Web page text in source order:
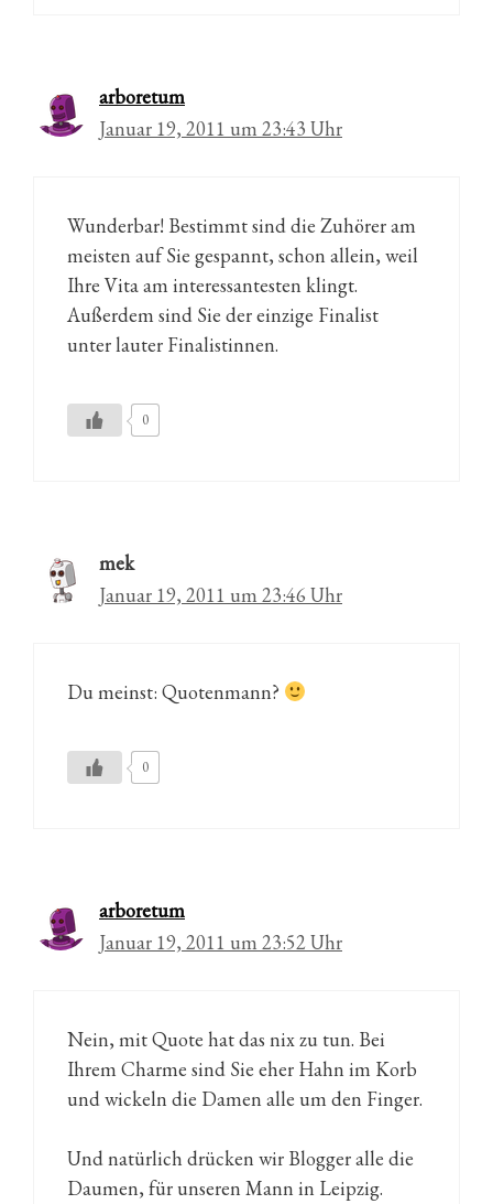
arboretum
Januar 19, 2011 um 23:43 Uhr
Wunderbar! Bestimmt sind die Zuhörer am
meisten auf Sie gespannt, schon allein, weil
Ihre Vita am interessantesten klingt.
Außerdem sind Sie der einzige Finalist
unter lauter Finalistinnen.
0
mek
Januar 19, 2011 um 23:46 Uhr
Du meinst: Quotenmann?
0
arboretum
Januar 19, 2011 um 23:52 Uhr
Nein, mit Quote hat das nix zu tun. Bei
Ihrem Charme sind Sie eher Hahn im Korb
und wickeln die Damen alle um den Finger.
Und natürlich drücken wir Blogger alle die
Daumen, für unseren Mann in Leipzig.